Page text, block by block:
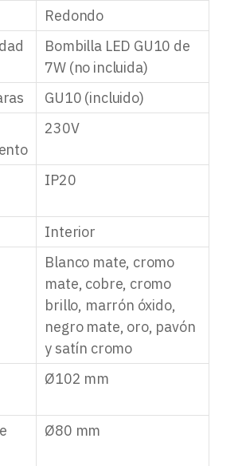
Redondo
Bombilla LED GU10 de
7W (no incluida)
GU10 (incluido)
230V
IP20
Interior
Blanco mate, cromo
mate, cobre, cromo
brillo, marrón óxido,
negro mate, oro, pavón
y satín cromo
Ø102 mm
Ø80 mm